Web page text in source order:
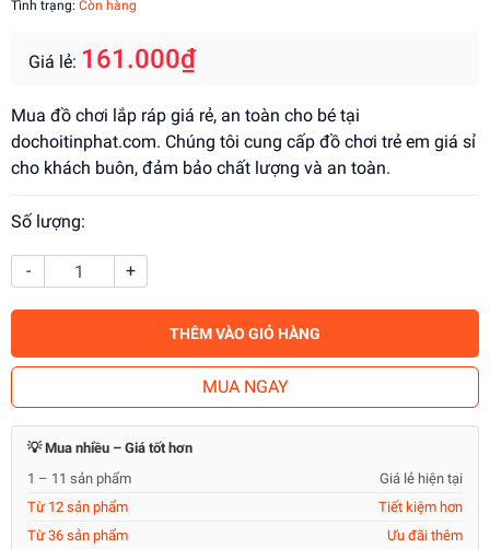
Tình trạng: Còn hàng
Giá lẻ: 161.000₫
Mua đồ chơi lắp ráp giá rẻ, an toàn cho bé tại
dochoitinphat.com. Chúng tôi cung cấp đồ chơi trẻ em giá sỉ
cho khách buôn, đảm bảo chất lượng và an toàn.
Số lượng:
- +
THÊM VÀO GIỎ HÀNG
MUA NGAY
💡 Mua nhiều – Giá tốt hơn
1 – 11 sản phẩm
Giá lẻ hiện tại
Từ 12 sản phẩm
Tiết kiệm hơn
Từ 36 sản phẩm
Ưu đãi thêm